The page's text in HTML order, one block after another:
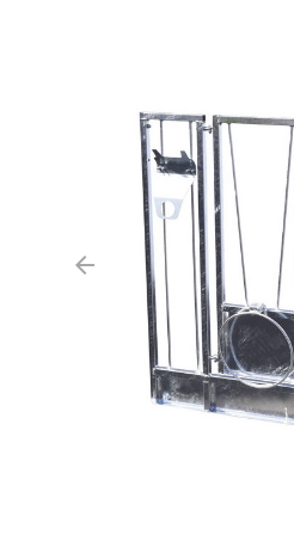
Précédent
arrow_backward